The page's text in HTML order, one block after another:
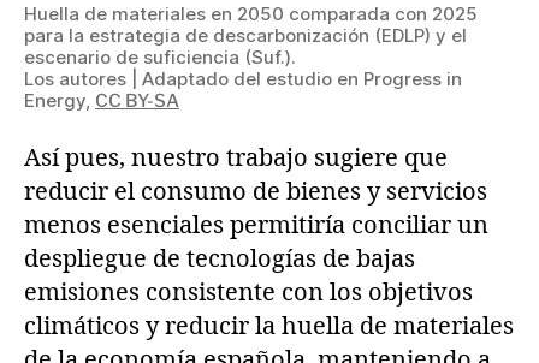
Huella de materiales en 2050 comparada con 2025
para la estrategia de descarbonización (EDLP) y el
escenario de suficiencia (Suf.).
Los autores | Adaptado del estudio en Progress in
Energy CC BY-SA
Así pues, nuestro trabajo sugiere que
reducir el consumo de bienes y servicios
menos esenciales permitiría conciliar un
despliegue de tecnologías de bajas
emisiones consistente con los objetivos
climáticos y reducir la huella de materiales